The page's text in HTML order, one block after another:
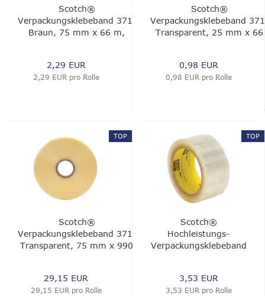
Scotch®
Verpackungsklebeband 371,
Braun, 75 mm x 66 m,
2,29 EUR
2,29 EUR pro Rolle
Scotch®
Verpackungsklebeband
Transparent, 25 mm x 66
0,98 EUR
0,98 EUR pro Rolle
TOP
Scotch®
Verpackungsklebeband 371,
Transparent, 75 mm x 990
29,15 EUR
29,15 EUR pro Rolle
TOP
Scotch®
Hochleistungs-
Verpackungsklebeband
mm
3,53 EUR
3,53 EUR pro Rolle